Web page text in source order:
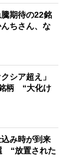
騰期待の22銘
ちさん、な
シア超え」
柄 “大化け
み時が到来
“放置された